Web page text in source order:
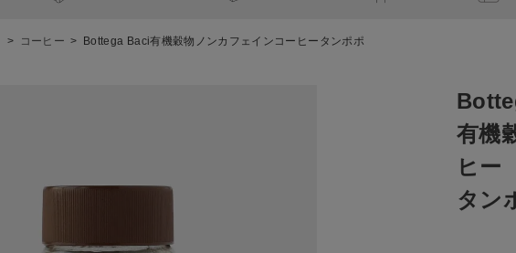
コーヒー Bottega Baci有機穀物ノンカフェインコーヒータンポポ
有機
ヒー
タン